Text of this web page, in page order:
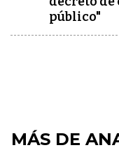
público"
MÁS DE